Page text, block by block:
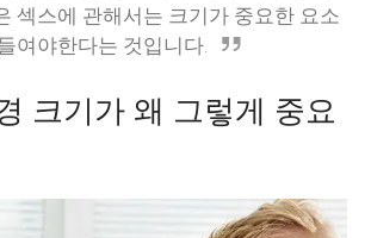
섹스에 관해서는 크기가 중요한 요소
여야한다는 것입니다.
크기가 왜 그렇게 중요